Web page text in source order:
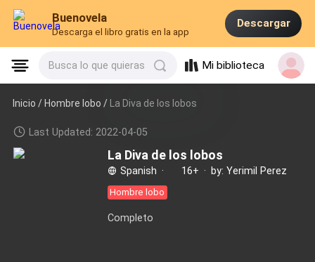
Buenovela
Descarga el libro gratis en la app
Descargar
Busca lo que quieras Mi biblioteca
Inicio /Hombre lobo / La Diva de los lobos
Last Updated: 2022-04-05
La Diva de los lobos
Spanish · 16+ · by: Yerimil Perez
Hombre lobo
Completo